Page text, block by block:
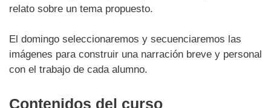
relato sobre un tema propuesto.
El domingo seleccionaremos y secuenciaremos las
imágenes para construir una narración breve y personal
con el trabajo de cada alumno.
Contenidos del curso